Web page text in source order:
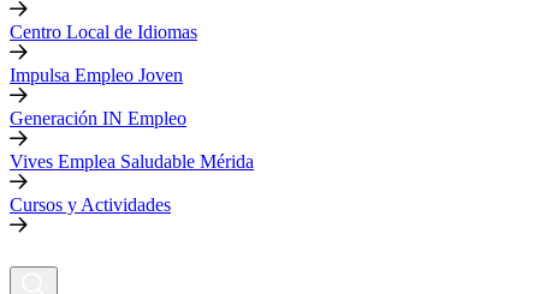
Centro Local de Idiomas
Impulsa Empleo Joven
Generación IN Empleo
Vives Emplea Saludable Mérida
Cursos y Actividades